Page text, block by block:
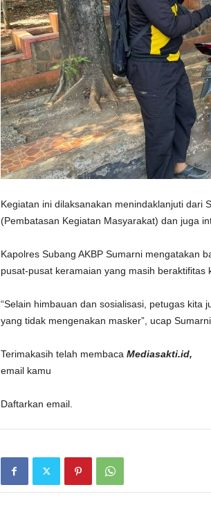
Kegiatan ini dilaksanakan menindaklanjuti dari
(Pembatasan Kegiatan Masyarakat) dan juga
Kapolres Subang AKBP Sumarni mengatakan
pusat-pusat keramaian yang masih beraktifitas
“Selain himbauan dan sosialisasi, petugas
yang tidak mengenakan masker”, ucap
Terimakasih telah membaca Mediasakti.id,
email kamu
Daftarkan email.